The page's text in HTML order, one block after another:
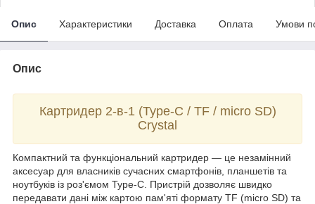
Опис Характеристики Доставка Оплата Умови
Опис
Картридер 2-в-1 (Type-C / TF / micro SD)
Crystal
Компактний та функціональний картридер — це незамінний
аксесуар для власників сучасних смартфонів, планшетів та
ноутбуків із роз'ємом Type-C. Пристрій дозволяє швидко
передавати дані між картою пам'яті формату TF (micro SD) та